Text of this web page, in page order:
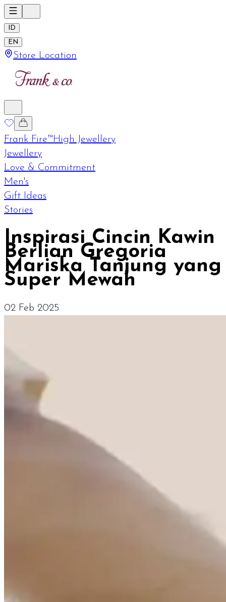
ID
EN
Store Location
Frank Fire™High Jewellery
Jewellery
Love & Commitment
Men's
Gift Ideas
Stories
Inspirasi Cincin Kawin
Berlian Gregoria
Mariska Tanjung yang
Super Mewah
02 Feb 2025